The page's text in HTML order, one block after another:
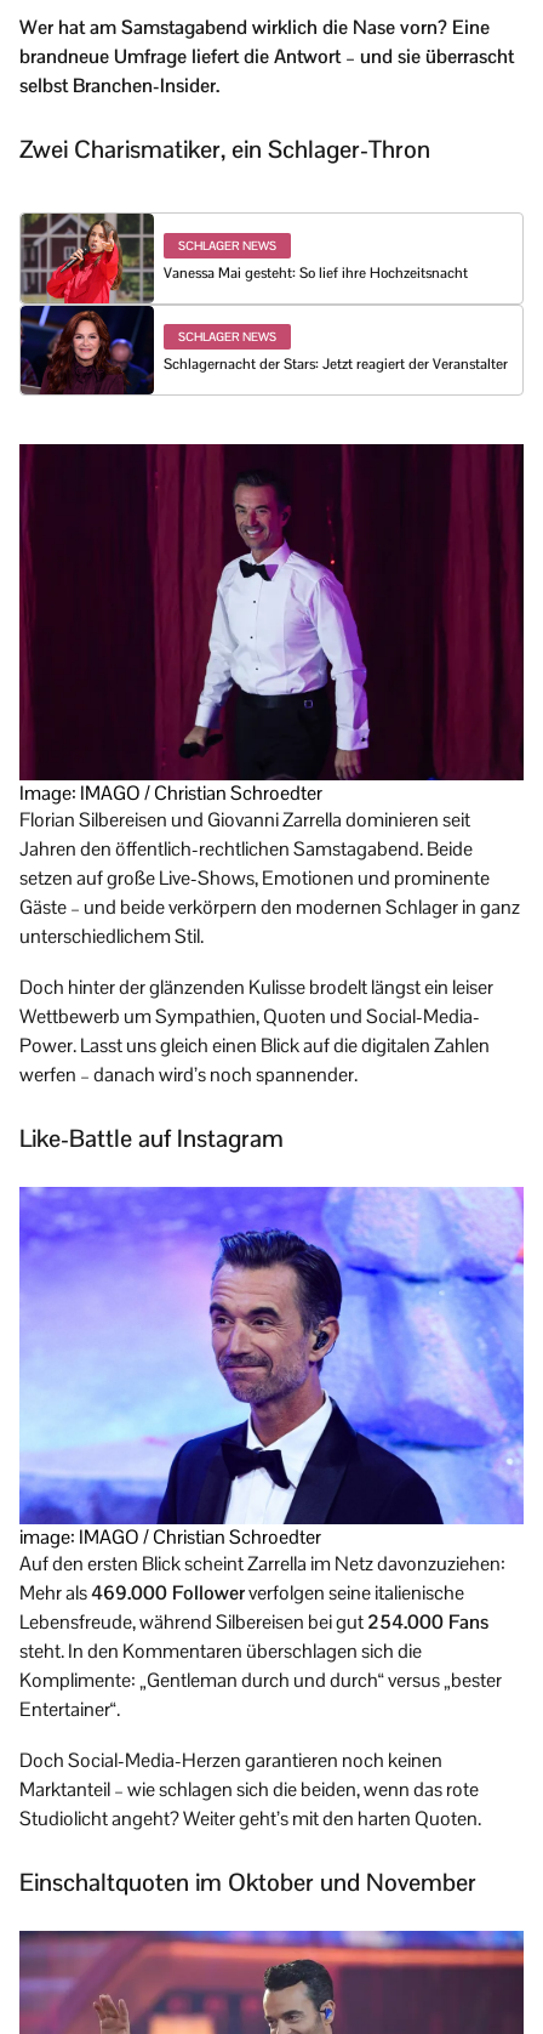
Wer hat am Samstagabend wirklich die Nase vorn? Eine
brandneue Umfrage liefert die Antwort – und sie überrascht
selbst Branchen-Insider.
Zwei Charismatiker, ein Schlager-Thron
SCHLAGER NEWS
Vanessa Mai gesteht: So lief ihre Hochzeitsnacht
SCHLAGER NEWS
Schlagernacht der Stars: Jetzt reagiert der Veranstalter
Image: IMAGO / Christian Schroedter
Florian Silbereisen und Giovanni Zarrella dominieren seit
Jahren den öffentlich-rechtlichen Samstagabend. Beide
setzen auf große Live-Shows, Emotionen und prominente
Gäste – und beide verkörpern den modernen Schlager in ganz
unterschiedlichem Stil.
Doch hinter der glänzenden Kulisse brodelt längst ein leiser
Wettbewerb um Sympathien, Quoten und Social-Media-
Power. Lasst uns gleich einen Blick auf die digitalen Zahlen
werfen – danach wird’s noch spannender.
Like-Battle auf Instagram
image: IMAGO / Christian Schroedter
Auf den ersten Blick scheint Zarrella im Netz davonzuziehen:
Mehr als469.000 Followerverfolgen seine italienische
Lebensfreude, während Silbereisen bei gut254.000 Fans
steht. In den Kommentaren überschlagen sich die
Komplimente: „Gentleman durch und durch“ versus „bester
Entertainer“.
Doch Social-Media-Herzen garantieren noch keinen
Marktanteil – wie schlagen sich die beiden, wenn das rote
Studiolicht angeht? Weiter geht’s mit den harten Quoten.
Einschaltquoten im Oktober und November